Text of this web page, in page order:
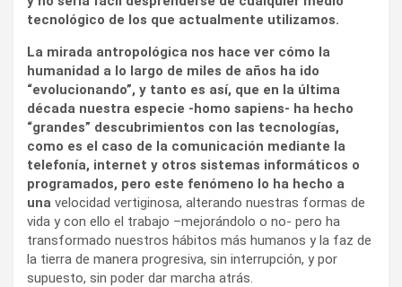
tecnológico de los que actualmente utilizamos.
La mirada antropológica nos hace ver cómo la
humanidad a lo largo de miles de años ha ido
“evolucionando”, y tanto es así, que en la última
década nuestra especie -homo sapiens- ha hecho
“grandes” descubrimientos con las tecnologías,
como es el caso de la comunicación mediante la
telefonía, internet y otros sistemas informáticos o
programados, pero este fenómeno lo ha hecho a
una velocidad vertiginosa, alterando nuestras formas de
vida y con ello el trabajo –mejorándolo o no- pero ha
transformado nuestros hábitos más humanos y la faz de
la tierra de manera progresiva, sin interrupción, y por
supuesto, sin poder dar marcha atrás.